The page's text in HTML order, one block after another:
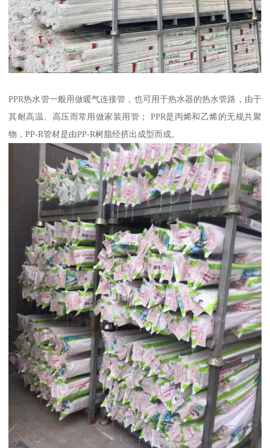
PPR热水管一般用做暖气连接管，也可用于热水器的热水管路，由于
其耐高温、高压而常用做家装用管； PPR是丙烯和乙烯的无规共聚
物，PP-R管材是由PP-R树脂经挤出成型而成。